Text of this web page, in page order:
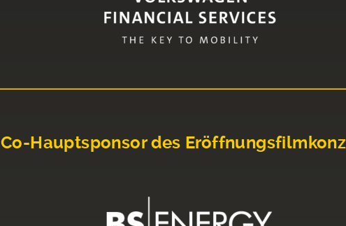
Co-Hauptsponsor des